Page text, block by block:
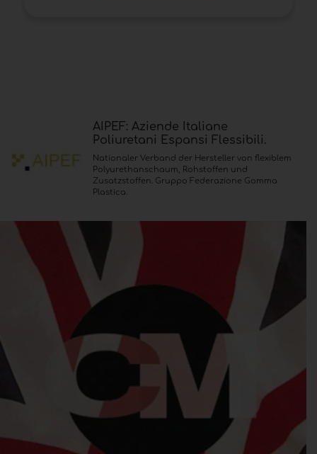
AIPEF: Aziende Italiane
Poliuretani Espansi Flessibili.
Nationaler Verband der Hersteller von flexiblem
Polyurethanschaum, Rohstoffen und
Zusatzstoffen. Gruppo Federazione Gomma
Plastica.